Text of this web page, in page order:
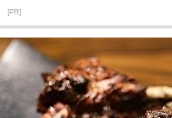
[PR]